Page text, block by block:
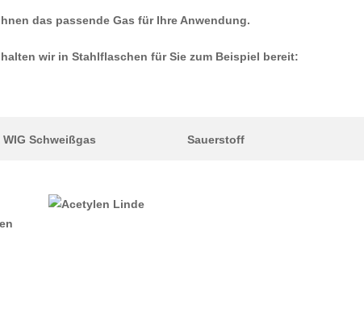
das passende Gas für Ihre Anwendung.
wir in Stahlflaschen für Sie zum Beispiel bereit:
WIG Schweißgas Sauerstoff